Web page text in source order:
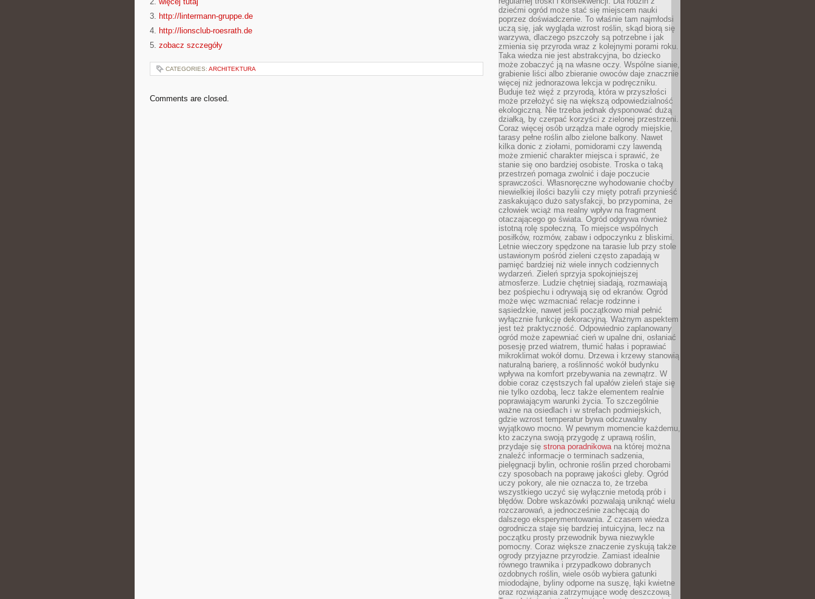
3. http://lintermann-gruppe.de
4. http://lionsclub-roesrath.de
5. zobacz szczegóły
CATEGORIES: ARCHITEKTURA
Comments are closed.
dziećmi ogród może stać się miejscem nauki
poprzez doświadczenie. To właśnie tam najmłodsi
uczą się, jak wygląda wzrost roślin, skąd biorą się
warzywa, dlaczego pszczoły są potrzebne i jak
zmienia się przyroda wraz z kolejnymi porami roku.
Taka wiedza nie jest abstrakcyjna, bo dziecko
może zobaczyć ją na własne oczy. Wspólne sianie,
grabienie liści albo zbieranie owoców daje znacznie
więcej niż jednorazowa lekcja w podręczniku.
Buduje też więź z przyrodą, która w przyszłości
może przełożyć się na większą odpowiedzialność
ekologiczną. Nie trzeba jednak dysponować dużą
działką, by czerpać korzyści z zielonej przestrzeni.
Coraz więcej osób urządza małe ogrody miejskie,
tarasy pełne roślin albo zielone balkony. Nawet
kilka donic z ziołami, pomidorami czy lawendą
może zmienić charakter miejsca i sprawić, że
stanie się ono bardziej osobiste. Troska o taką
przestrzeń pomaga zwolnić i daje poczucie
sprawczości. Własnoręczne wyhodowanie choćby
niewielkiej ilości bazylii czy mięty potrafi przynieść
zaskakująco dużo satysfakcji, bo przypomina, że
człowiek wciąż ma realny wpływ na fragment
otaczającego go świata. Ogród odgrywa również
istotną rolę społeczną. To miejsce wspólnych
posiłków, rozmów, zabaw i odpoczynku z bliskimi.
Letnie wieczory spędzone na tarasie lub przy stole
ustawionym pośród zieleni często zapadają w
pamięć bardziej niż wiele innych codziennych
wydarzeń. Zieleń sprzyja spokojniejszej
atmosferze. Ludzie chętniej siadają, rozmawiają
bez pośpiechu i odrywają się od ekranów. Ogród
może więc wzmacniać relacje rodzinne i
sąsiedzkie, nawet jeśli początkowo miał pełnić
wyłącznie funkcję dekoracyjną. Ważnym aspektem
jest też praktyczność. Odpowiednio zaplanowany
ogród może zapewniać cień w upalne dni, osłaniać
posesję przed wiatrem, tłumić hałas i poprawiać
mikroklimat wokół domu. Drzewa i krzewy stanowią
naturalną barierę, a roślinność wokół budynku
wpływa na komfort przebywania na zewnątrz. W
dobie coraz częstszych fal upałów zieleń staje się
nie tylko ozdobą, lecz także elementem realnie
poprawiającym warunki życia. To szczególnie
ważne na osiedlach i w strefach podmiejskich,
gdzie wzrost temperatur bywa odczuwalny
wyjątkowo mocno. W pewnym momencie każdemu,
kto zaczyna swoją przygodę z uprawą roślin,
przydaje się strona poradnikowana której można
znaleźć informacje o terminach sadzenia,
pielęgnacji bylin, ochronie roślin przed chorobami
czy sposobach na poprawę jakości gleby. Ogród
uczy pokory, ale nie oznacza to, że trzeba
wszystkiego uczyć się wyłącznie metodą prób i
błędów. Dobre wskazówki pozwalają uniknąć wielu
rozczarowań, a jednocześnie zachęcają do
dalszego eksperymentowania. Z czasem wiedza
ogrodnicza staje się bardziej intuicyjna, lecz na
początku prosty przewodnik bywa niezwykle
pomocny. Coraz większe znaczenie zyskują także
ogrody przyjazne przyrodzie. Zamiast idealnie
równego trawnika i przypadkowo dobranych
ozdobnych roślin, wiele osób wybiera gatunki
miododajne, byliny odporne na suszę, łąki kwietne
oraz rozwiązania zatrzymujące wodę deszczową.